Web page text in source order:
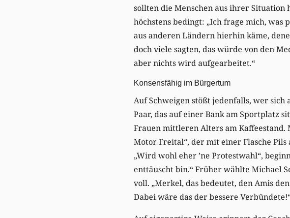
sollten die Menschen aus ihrer
höchstens bedingt: „Ich frage mich,
aus anderen Ländern hierhin käme,
doch viele sagten, das würde von den
aber nichts wird aufgearbeitet.“
Konsensfähig im Bürgertum
Auf Schweigen stößt jedenfalls, wer
Paar, das auf einer Bank am Sportplatz
Frauen mittleren Alters am Kaffeestand.
Motor Freital“, der mit einer Flasche
„Wird wohl eher ’ne Protestwahl“,
enttäuscht bin.“ Früher wählte Michael
voll. „Merkel, das bedeutet, den Amis
Dabei wäre das der bessere